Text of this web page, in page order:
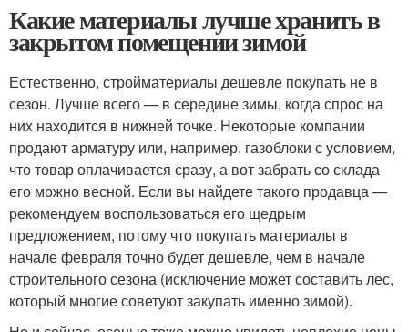
Какие материалы лучше хранить в
закрытом помещении зимой
Естественно, стройматериалы дешевле покупать не в
сезон. Лучше всего — в середине зимы, когда спрос на
них находится в нижней точке. Некоторые компании
продают арматуру или, например, газоблоки с условием,
что товар оплачивается сразу, а вот забрать со склада
его можно весной. Если вы найдете такого продавца —
рекомендуем воспользоваться его щедрым
предложением, потому что покупать материалы в
начале февраля точно будет дешевле, чем в начале
строительного сезона (исключение может составить лес,
который многие советуют закупать именно зимой).